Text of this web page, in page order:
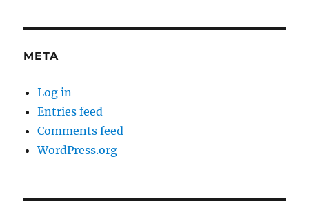
META
Log in
Entries feed
Comments feed
WordPress.org